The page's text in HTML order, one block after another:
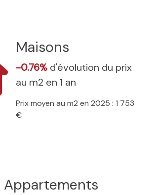
Maisons
-0.76% d'évolution du prix
au m2 en 1 an
Prix moyen au m2 en 2025 : 1 753
€
Appartements